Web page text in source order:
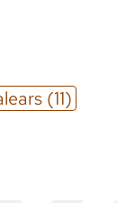
(11)